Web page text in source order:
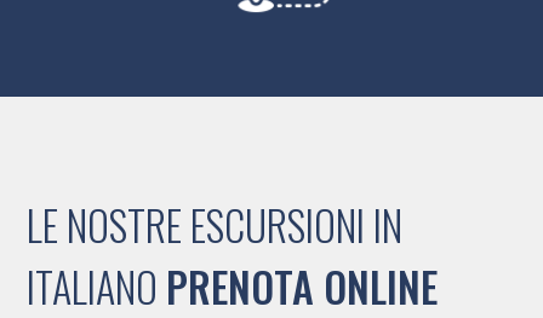
LE NOSTRE ESCURSIONI IN
ITALIANO PRENOTA ONLINE